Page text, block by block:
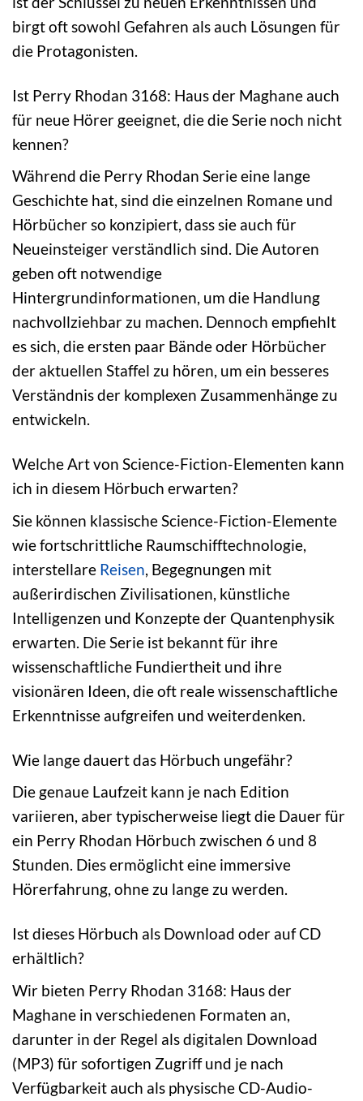
birgt oft sowohl Gefahren als auch Lösungen für
die Protagonisten.
Ist Perry Rhodan 3168: Haus der Maghane auch
für neue Hörer geeignet, die die Serie noch nicht
kennen?
Während die Perry Rhodan Serie eine lange
Geschichte hat, sind die einzelnen Romane und
Hörbücher so konzipiert, dass sie auch für
Neueinsteiger verständlich sind. Die Autoren
geben oft notwendige
Hintergrundinformationen, um die Handlung
nachvollziehbar zu machen. Dennoch empfiehlt
es sich, die ersten paar Bände oder Hörbücher
der aktuellen Staffel zu hören, um ein besseres
Verständnis der komplexen Zusammenhänge zu
entwickeln.
Welche Art von Science-Fiction-Elementen kann
ich in diesem Hörbuch erwarten?
Sie können klassische Science-Fiction-Elemente
wie fortschrittliche Raumschifftechnologie,
interstellare Reisen, Begegnungen mit
außerirdischen Zivilisationen, künstliche
Intelligenzen und Konzepte der Quantenphysik
erwarten. Die Serie ist bekannt für ihre
wissenschaftliche Fundiertheit und ihre
visionären Ideen, die oft reale wissenschaftliche
Erkenntnisse aufgreifen und weiterdenken.
Wie lange dauert das Hörbuch ungefähr?
Die genaue Laufzeit kann je nach Edition
variieren, aber typischerweise liegt die Dauer für
ein Perry Rhodan Hörbuch zwischen 6 und 8
Stunden. Dies ermöglicht eine immersive
Hörerfahrung, ohne zu lange zu werden.
Ist dieses Hörbuch als Download oder auf CD
erhältlich?
Wir bieten Perry Rhodan 3168: Haus der
Maghane in verschiedenen Formaten an,
darunter in der Regel als digitalen Download
(MP3) für sofortigen Zugriff und je nach
Verfügbarkeit auch als physische CD-Audio-